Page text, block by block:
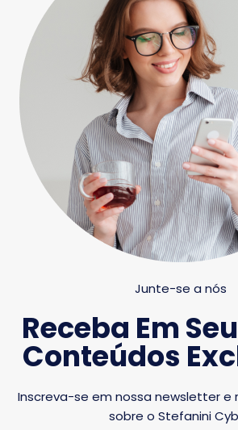
Junte-se a nós
Receba Em
Conteúdos
Inscreva-se em nossa newsletter e
sobre o Stefanini